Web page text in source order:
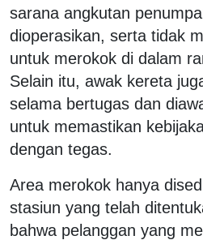
sarana angkutan
dioperasikan, serta tidak
untuk merokok di dalam
Selain itu, awak kereta
selama bertugas dan
untuk memastikan
dengan tegas.
Area merokok hanya
stasiun yang telah
bahwa pelanggan yang